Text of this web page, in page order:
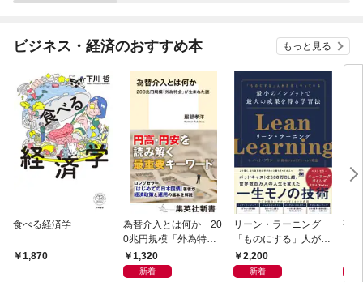
ビジネス・経済のおすすめ本 もっと見る
食べる経済学
1,870
為替介入とは何か 20
0兆円規模「外為特
会」が生まれた謎
1,320
新着
リーン・ラーニング
「ものにする」人が自
然とやっている 最小の
インプットで最大の成
2,200
新着
研